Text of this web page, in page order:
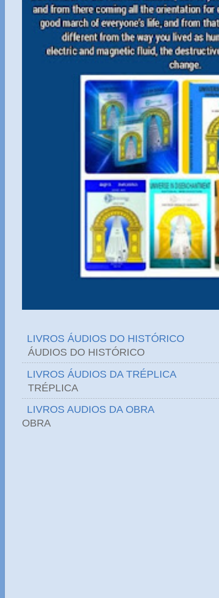
LIVROS ÁUDIOS DO HISTÓRICO
ÁUDIOS DO
LIVROS ÁUDIOS DA TRÉPLICA
TRÉPLICA
LIVROS AUDIOS DA OBRA
OBRA